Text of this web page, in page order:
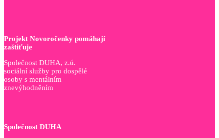
Projekt Novoročenky pomáhají
zaštiťuje
Společnost DUHA, z.ú.
sociální služby pro dospělé
osoby s mentálním
znevýhodněním
Společnost DUHA